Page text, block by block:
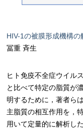
HIV-1の被膜形成機構の
冨重 斉生
ヒト免疫不全症ウイル
と比べて特定の脂質が
明するために，著者ら
主脂質の相互作用を，
用いて定量的に解析した